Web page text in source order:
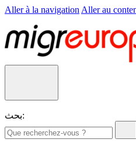
Aller à la navigation Aller au
بحث: